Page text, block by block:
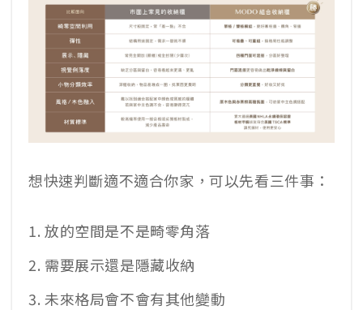
想快速判斷適不適合你家，可以先看三件事：
放的空間是不是畸零角落
需要展示還是隱藏收納
未來格局會不會有其他變動